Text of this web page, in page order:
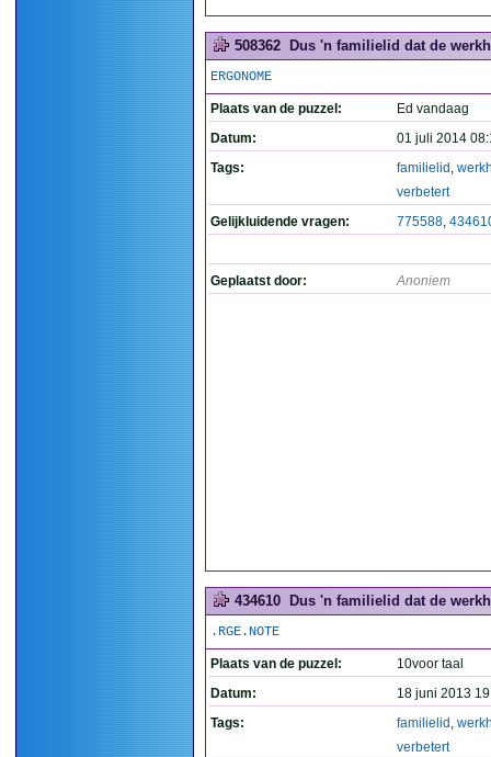
508362 Dus 'n familielid dat de
ERGONOME
Plaats van de puzzel:
Ed vandaag
Datum:
01 juli 2014
Tags:
familielid ,
verbetert
Gelijkluidende vragen:
775588,
Geplaatst door: Anoniem
434610 Dus 'n familielid dat de
.RGE.NOTE
Plaats van de puzzel:
10voor taal
Datum:
18 juni 2013
Tags:
familielid ,
verbetert